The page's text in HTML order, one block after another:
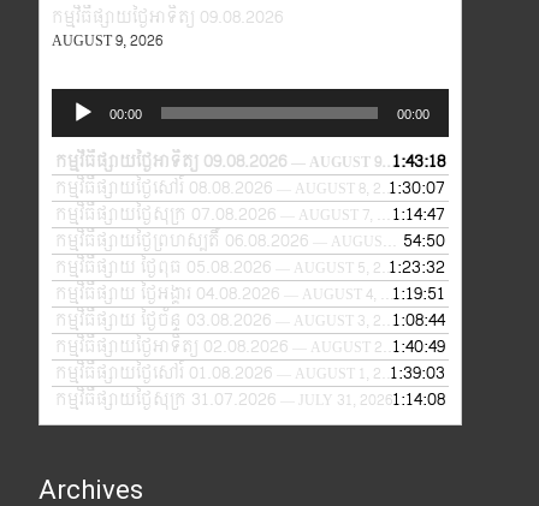
កម្មវិធីផ្សាយថ្ងៃអាទិត្យ 09.08.2026
AUGUST 9, 2026
Audio
Player
00:00 00:00
កម្មវិធីផ្សាយថ្ងៃអាទិត្យ 09.08.2026— AUGUST 9, 2026 1:43:18
កម្មវិធីផ្សាយថ្ងៃសៅរ៍ 08.08.2026
— AUGUST 8, 2026 1:30:07
កម្មវិធីផ្សាយថ្ងៃសុក្រ 07.08.2026
— AUGUST 7, 2026
1:14:47
កម្មវិធីផ្សាយថ្ងៃព្រហស្បតិ៍ 06.08.2026
— AUGUST 6, 2026
54:50
កម្មវិធីផ្សាយ ថ្ងៃពុធ 05.08.2026
— AUGUST 5, 2026 1:23:32
កម្មវិធីផ្សាយ ថ្ងៃអង្គារ 04.08.2026
— AUGUST 4, 2026
1:19:51
កម្មវិធីផ្សាយ ថ្ងៃច័ន្ទ 03.08.2026
— AUGUST 3, 2026 1:08:44
កម្មវិធីផ្សាយថ្ងៃអាទិត្យ 02.08.2026
— AUGUST 2, 2026 1:40:49
កម្មវិធីផ្សាយថ្ងៃសៅរ៍ 01.08.2026
— AUGUST 1, 2026 1:39:03
កម្មវិធីផ្សាយថ្ងៃសុក្រ 31.07.2026
— JULY 31, 20261:14:08
Archives